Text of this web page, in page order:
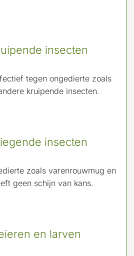
insecten
tegen ongedierte zoals
kruipende insecten.
insecten
zoals varenrouwmug en
geen schijn van kans.
en larven